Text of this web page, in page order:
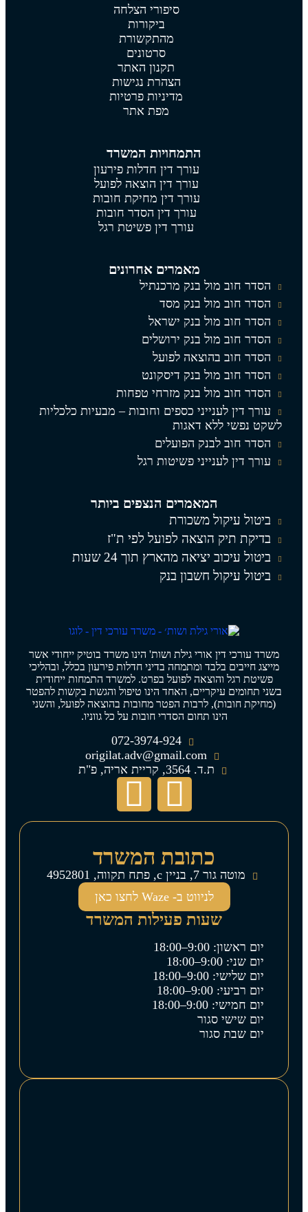
סיפורי הצלחה
ביקורות
מהתקשורת
סרטונים
תקנון האתר
הצהרת נגישות
מדיניות פרטיות
מפת אתר
התמחויות המשרד
עורך דין חדלות פירעון
עורך דין הוצאה לפועל
עורך דין מחיקת חובות
עורך דין הסדר חובות
עורך דין פשיטת רגל
מאמרים אחרונים
הסדר חוב מול בנק מרכנתיל
הסדר חוב מול בנק מסד
הסדר חוב מול בנק ישראל
הסדר חוב מול בנק ירושלים
הסדר חוב בהוצאה לפועל
הסדר חוב מול בנק דיסקונט
הסדר חוב מול בנק מזרחי טפחות
עורך דין לענייני כספים וחובות – מבעיות כלכליות
לשקט נפשי ללא דאגות
הסדר חוב לבנק הפועלים
עורך דין לענייני פשיטות רגל
המאמרים הנצפים ביותר
ביטול עיקול משכורת
בדיקת תיק הוצאה לפועל לפי ת"ז
ביטול עיכוב יציאה מהארץ תוך 24 שעות
ביטול עיקול חשבון בנק
משרד עורכי דין אורי גילת ושות' הינו משרד בוטיק ייחודי אשר
מייצג חייבים בלבד ומתמחה בדיני חדלות פירעון בכלל, ובהליכי
פשיטת רגל והוצאה לפועל בפרט. למשרד התמחות ייחודית
בשני תחומים עיקריים, האחד הינו טיפול והגשת בקשות להפטר
(מחיקת חובות), לרבות הפטר מחובות בהוצאה לפועל, והשני
הינו תחום הסדרי חובות על כל גווניו.
072-3974-924
origilat.adv@gmail.com
ת.ד. 3564, קריית אריה, פ"ת
כתובת המשרד
מוטה גור 7, בניין c, פתח תקווה, 4952801
לניווט ב- Waze לחצו כאן
שעות פעילות המשרד
יום ראשון: 9:00–18:00
יום שני: 9:00–18:00
יום שלישי: 9:00–18:00
יום רביעי: 9:00–18:00
יום חמישי: 9:00–18:00
יום שישי סגור
יום שבת סגור